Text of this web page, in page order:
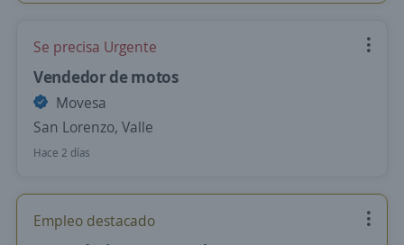
Se precisa Urgente
Vendedor de motos
Movesa
San Lorenzo, Valle
Hace 2 días
Empleo destacado